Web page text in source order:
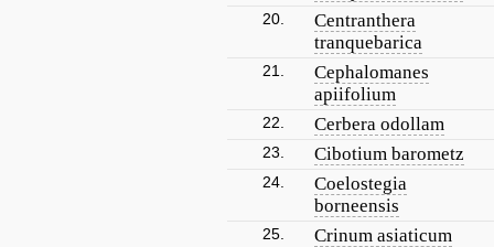
20.
Centranthera
tranquebarica
21.
Cephalomanes
apiifolium
22. Cerbera odollam
23. Cibotium barometz
24.
Coelostegia
borneensis
25. Crinum asiaticum